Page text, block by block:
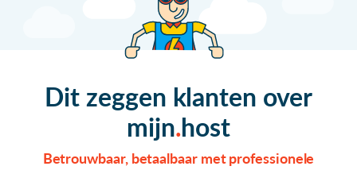
Dit zeggen klanten over
mijn host
Betrouwbaar, betaalbaar met professionele